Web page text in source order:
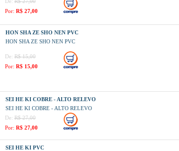
Por: R$ 27,00
HON SHA ZE SHO NEN PVC
HON SHA ZE SHO NEN PVC
De:R$ 15,00
Por: R$ 15,00
SEI HE KI COBRE - ALTO RELEVO
SEI HE KI COBRE - ALTO RELEVO
De:R$ 27,00
Por: R$ 27,00
SEI HE KI PVC